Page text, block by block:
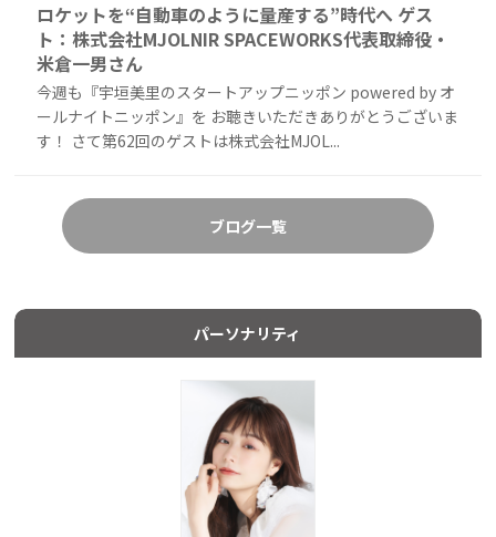
ロケットを“自動車のように量産する”時代へ ゲス
ト：株式会社MJOLNIR SPACEWORKS代表取締役・
米倉一男さん
今週も『宇垣美里のスタートアップニッポン powered by オ
ールナイトニッポン』を お聴きいただきありがとうございま
す！ さて第62回のゲストは株式会社MJOL...
ブログ一覧
パーソナリティ